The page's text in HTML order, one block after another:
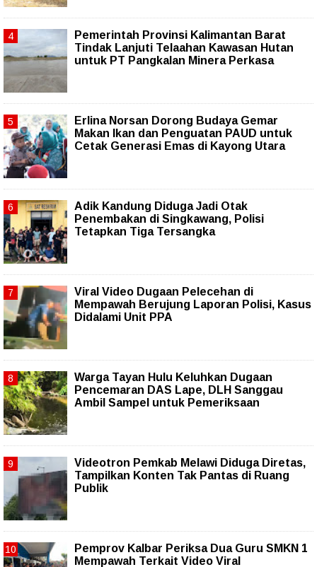
Pemerintah Provinsi Kalimantan Barat
Tindak Lanjuti Telaahan Kawasan Hutan
untuk PT Pangkalan Minera Perkasa
Erlina Norsan Dorong Budaya Gemar
Makan Ikan dan Penguatan PAUD untuk
Cetak Generasi Emas di Kayong Utara
Adik Kandung Diduga Jadi Otak
Penembakan di Singkawang, Polisi
Tetapkan Tiga Tersangka
Viral Video Dugaan Pelecehan di
Mempawah Berujung Laporan Polisi, Kasus
Didalami Unit PPA
Warga Tayan Hulu Keluhkan Dugaan
Pencemaran DAS Lape, DLH Sanggau
Ambil Sampel untuk Pemeriksaan
Videotron Pemkab Melawi Diduga Diretas,
Tampilkan Konten Tak Pantas di Ruang
Publik
Pemprov Kalbar Periksa Dua Guru SMKN 1
Mempawah Terkait Video Viral